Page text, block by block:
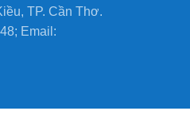
TP. Cần Thơ.
Email: